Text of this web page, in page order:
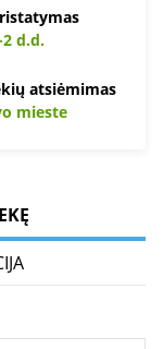
2 d.d.
atsiėmimas
mieste